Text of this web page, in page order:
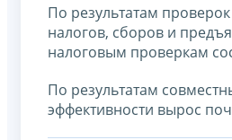
По результатам
налогов, сборов и
налоговым проверкам
По результатам
эффективности вырос